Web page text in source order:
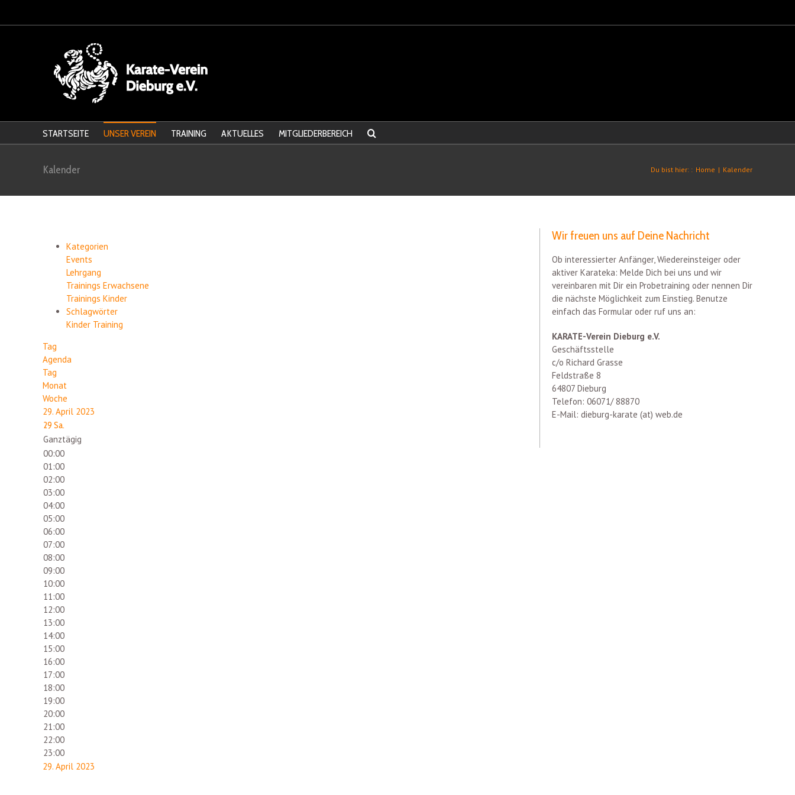
STARTSEITE UNSER VEREIN TRAINING AKTUELLES MITGLIEDERBEREICH
Kalender Du bist hier: : Home | Kalender
Kategorien
Events
Lehrgang
Trainings Erwachsene
Trainings Kinder
Schlagwörter
Kinder Training
Tag
Agenda
Tag
Monat
Woche
29. April 2023
29 Sa.
Ganztägig
00:00
01:00
02:00
03:00
04:00
05:00
06:00
07:00
08:00
09:00
10:00
11:00
12:00
13:00
14:00
15:00
16:00
17:00
18:00
19:00
20:00
21:00
22:00
23:00
29. April 2023
Wir freuen uns auf Deine Nachricht
Ob interessierter Anfänger, Wiedereinsteiger oder
aktiver Karateka: Melde Dich bei uns und wir
vereinbaren mit Dir ein Probetraining oder nennen Dir
die nächste Möglichkeit zum Einstieg. Benutze
einfach das Formular oder ruf uns an:
KARATE-Verein Dieburg e.V.
Geschäftsstelle
c/o Richard Grasse
Feldstraße 8
64807 Dieburg
Telefon: 06071/ 88870
E-Mail: dieburg-karate (at) web.de